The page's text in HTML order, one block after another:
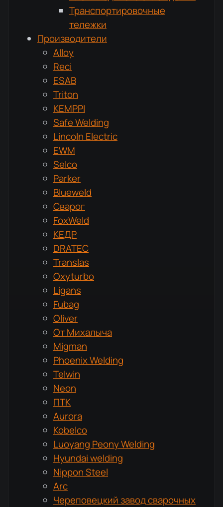
Транспортировочные
тележки
Производители
Alloy
Reci
ESAB
Triton
KEMPPI
Safe Welding
Lincoln Electric
EWM
Selco
Parker
Blueweld
Сварог
FoxWeld
КЕДР
DRATEC
Translas
Oxyturbo
Ligans
Fubag
Oliver
От Михалыча
Migman
Phoenix Welding
Telwin
Neon
ПТК
Aurora
Kobelco
Luoyang Peony Welding
Hyundai welding
Nippon Steel
Arc
Череповецкий завод сварочных